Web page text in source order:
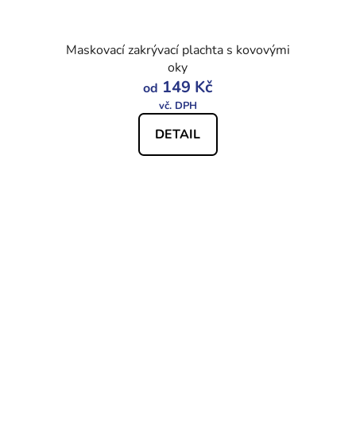
Maskovací zakrývací plachta s kovovými
oky
od 149 Kč
DETAIL